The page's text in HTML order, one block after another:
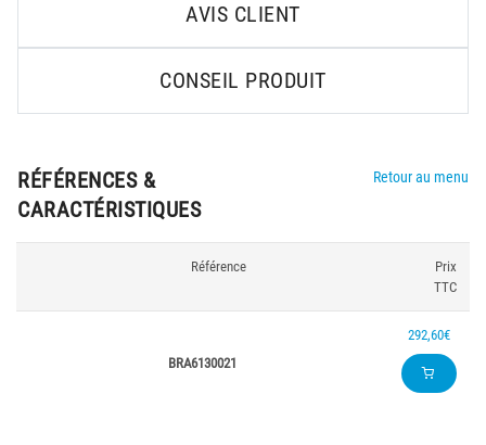
AVIS CLIENT
CONSEIL PRODUIT
RÉFÉRENCES &
CARACTÉRISTIQUES
Retour au menu
Référence
Prix
TTC
BRA6130021
292,60€